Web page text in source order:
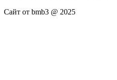
Сайт от bmb3 @ 2025